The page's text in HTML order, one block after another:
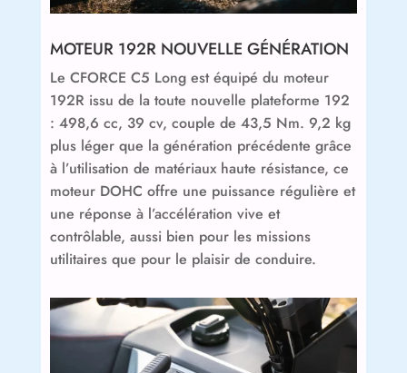
MOTEUR 192R NOUVELLE GÉNÉRATION
Le CFORCE C5 Long est équipé du moteur
192R issu de la toute nouvelle plateforme 192
: 498,6 cc, 39 cv, couple de 43,5 Nm. 9,2 kg
plus léger que la génération précédente grâce
à l’utilisation de matériaux haute résistance, ce
moteur DOHC offre une puissance régulière et
une réponse à l’accélération vive et
contrôlable, aussi bien pour les missions
utilitaires que pour le plaisir de conduire.